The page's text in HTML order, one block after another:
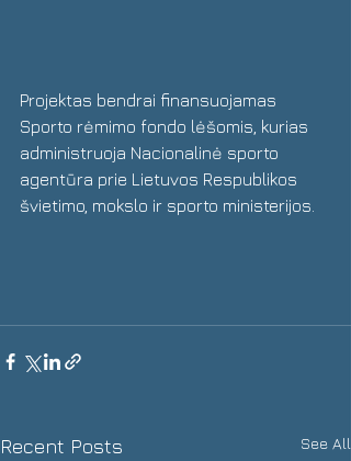
Projektas bendrai finansuojamas
Sporto rėmimo fondo lėšomis, kurias
administruoja Nacionalinė sporto
agentūra prie Lietuvos Respublikos
švietimo, mokslo ir sporto ministerijos.
Recent Posts See All